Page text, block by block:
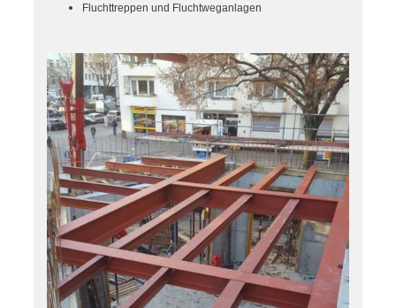
Fluchttreppen und Fluchtweganlagen